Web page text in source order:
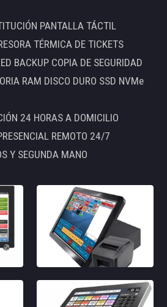
PANTALLA TÁCTIL
TÉRMICA DE TICKETS
BACKUP COPIA DE SEGURIDAD
RAM DISCO DURO SSD NVMe
24 HORAS A DOMICILIO
REMOTO 24/7
Y SEGUNDA MANO